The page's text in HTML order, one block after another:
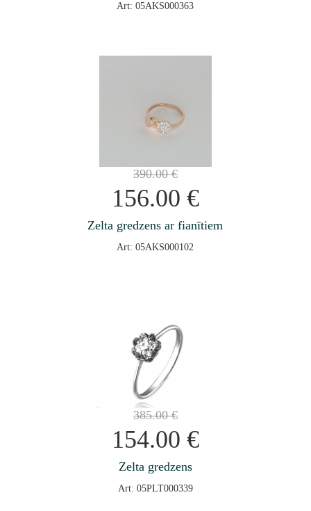
Art: 05AKS000363
390.00€
156.00 €
Zelta gredzens ar fianītiem
Art: 05AKS000102
385.00€
154.00 €
Zelta gredzens
Art: 05PLT000339